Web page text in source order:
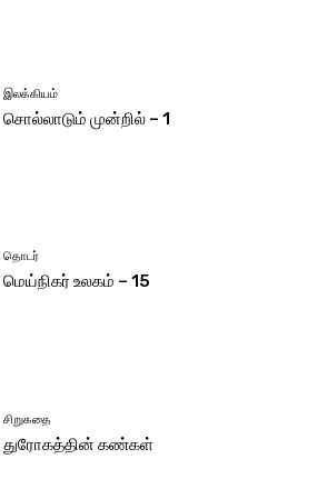
இலக்கியம்
சொல்லாடும் முன்றில் – 1
தொடர்
மெய்நிகர் உலகம் – 15
சிறுகதை
துரோகத்தின் கண்கள்